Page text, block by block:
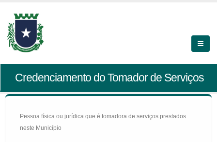
Credenciamento do Tomador de Serviços
Pessoa física ou jurídica que é tomadora de serviços prestados
neste Município